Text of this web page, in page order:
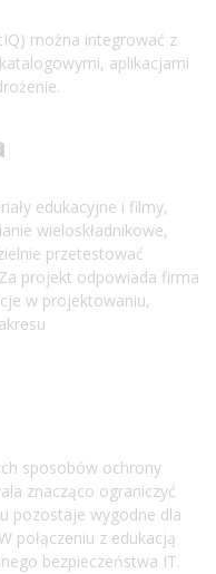
można integrować z
aplikacjami
edukacyjne i filmy,
wieloskładnikowe,
przetestować
projekt odpowiada firma
w projektowaniu,
sposobów ochrony
znacząco ograniczyć
pozostaje wygodne dla
połączeniu z edukacją
bezpieczeństwa IT.